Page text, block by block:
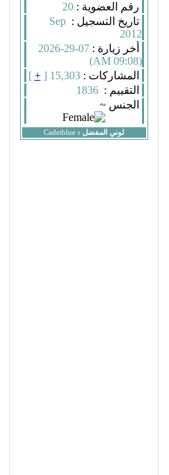
رقم العضوية : 20
تاريخ التسجيل :Sep
2012
أخر زيارة :
07-29-2026
(09:08 AM)
المشاركات : 15,303 [
+
]
التقييم :1836
الجنس ~
لوني المفضل : Cadetblue